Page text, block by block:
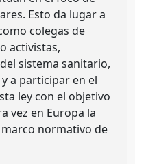
Esto da lugar a
colegas de
activistas,
sistema sanitario,
a participar en el
ley con el objetivo
vez en Europa la
normativo de